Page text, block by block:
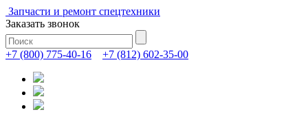
Запчасти и ремонт спецтехники
Заказать звонок
+7 (800) 775-40-16 +7 (812) 602-35-00